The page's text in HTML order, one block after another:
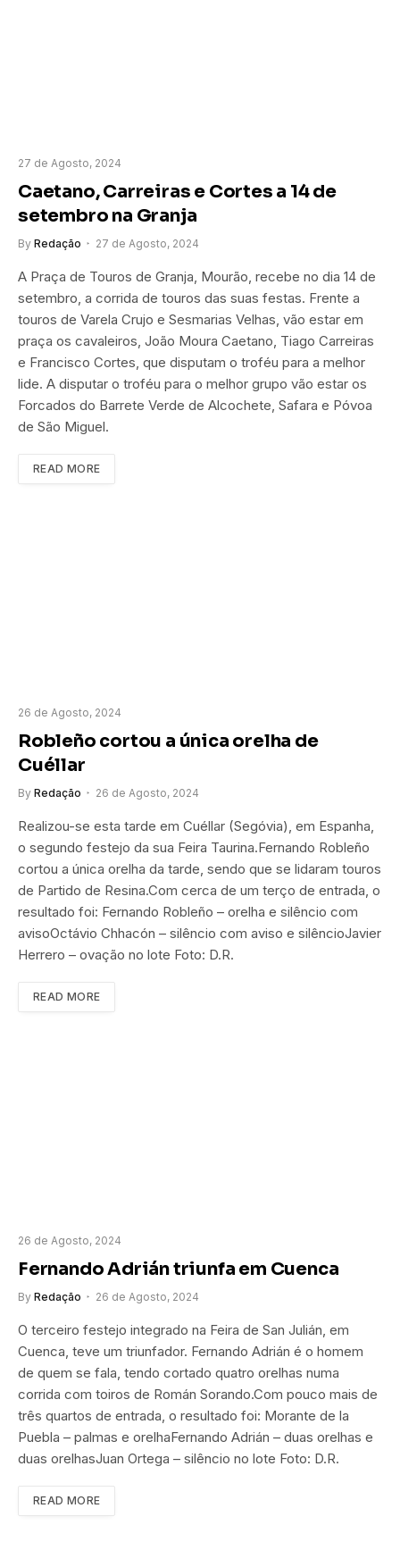
27 de Agosto, 2024
Caetano, Carreiras e Cortes a 14 de
setembro na Granja
By Redação 27 de Agosto, 2024
A Praça de Touros de Granja, Mourão, recebe no dia 14 de
setembro, a corrida de touros das suas festas. Frente a
touros de Varela Crujo e Sesmarias Velhas, vão estar em
praça os cavaleiros, João Moura Caetano, Tiago Carreiras
e Francisco Cortes, que disputam o troféu para a melhor
lide. A disputar o troféu para o melhor grupo vão estar os
Forcados do Barrete Verde de Alcochete, Safara e Póvoa
de São Miguel.
READ MORE
26 de Agosto, 2024
Robleño cortou a única orelha de
Cuéllar
By Redação 26 de Agosto, 2024
Realizou-se esta tarde em Cuéllar (Segóvia), em Espanha,
o segundo festejo da sua Feira Taurina.Fernando Robleño
cortou a única orelha da tarde, sendo que se lidaram touros
de Partido de Resina.Com cerca de um terço de entrada, o
resultado foi: Fernando Robleño – orelha e silêncio com
avisoOctávio Chhacón – silêncio com aviso e silêncioJavier
Herrero – ovação no lote Foto: D.R.
READ MORE
26 de Agosto, 2024
Fernando Adrián triunfa em Cuenca
By Redação 26 de Agosto, 2024
O terceiro festejo integrado na Feira de San Julián, em
Cuenca, teve um triunfador. Fernando Adrián é o homem
de quem se fala, tendo cortado quatro orelhas numa
corrida com toiros de Román Sorando.Com pouco mais de
três quartos de entrada, o resultado foi: Morante de la
Puebla – palmas e orelhaFernando Adrián – duas orelhas e
duas orelhasJuan Ortega – silêncio no lote Foto: D.R.
READ MORE